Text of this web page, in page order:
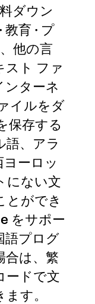
ダウン
育 · プ
他の言
スト ファ
ンターネ
イルをダ
保存する
語、アラ
ーロッ
にない文
とができ
をサポー
語プログ
合は、繁
ードで文
す。